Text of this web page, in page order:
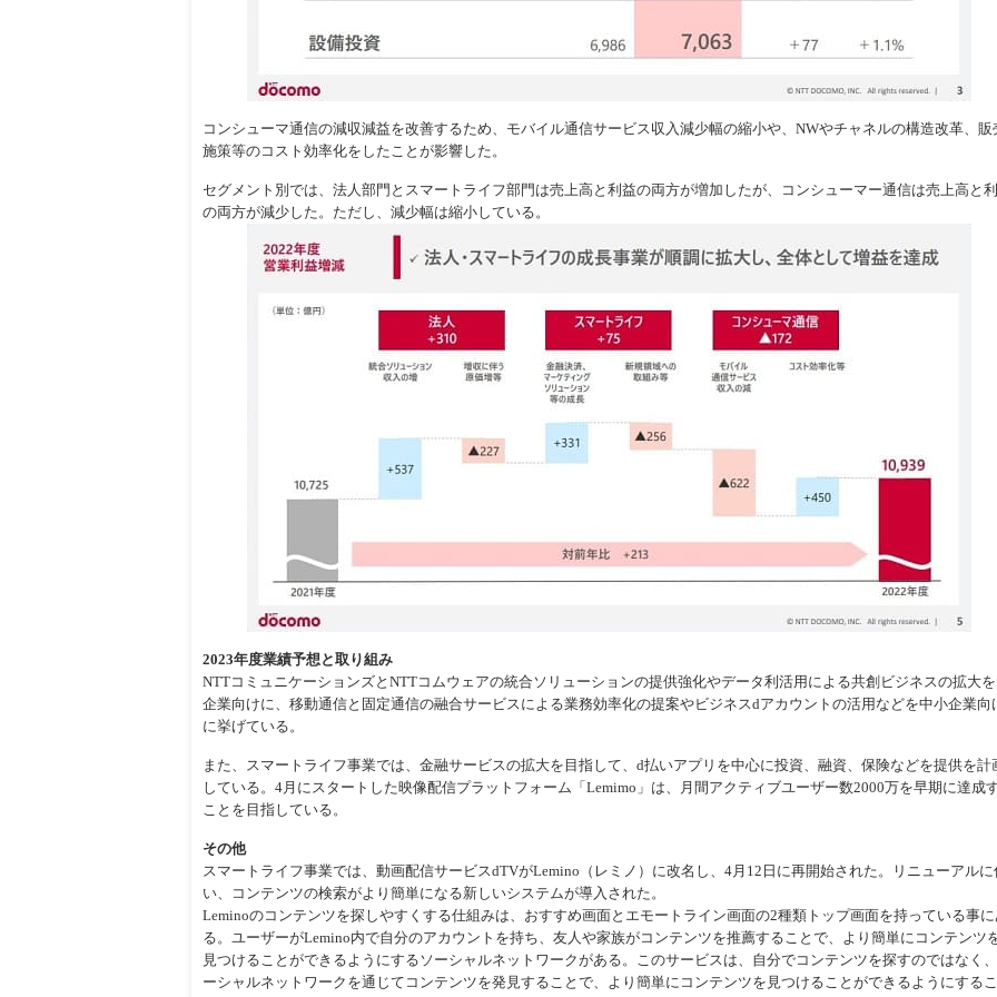
コンシューマ通信の減収減益を改善するため、モバイル通信サービス収入減少幅の縮小や、NWやチャネルの構造改革、販
施策等のコスト効率化をしたことが影響した。
セグメント別では、法人部門とスマートライフ部門は売上高と利益の両方が増加したが、コンシューマー通信は売上高と
の両方が減少した。ただし、減少幅は縮小している。
2023年度業績予想と取り組み
NTTコミュニケーションズとNTTコムウェアの統合ソリューションの提供強化やデータ利活用による共創ビジネスの拡大
企業向けに、移動通信と固定通信の融合サービスによる業務効率化の提案やビジネスdアカウントの活用などを中小企業向
に挙げている。
また、スマートライフ事業では、金融サービスの拡大を目指して、d払いアプリを中心に投資、融資、保険などを提供を計
している。4月にスタートした映像配信プラットフォーム「Lemimo」は、月間アクティブユーザー数2000万を早期に達成
ことを目指している。
その他
スマートライフ事業では、動画配信サービスdTVがLemino（レミノ）に改名し、4月12日に再開始された。リニューアルに
い、コンテンツの検索がより簡単になる新しいシステムが導入された。
Leminoのコンテンツを探しやすくする仕組みは、おすすめ画面とエモートライン画面の2種類トップ画面を持っている事
る。ユーザーがLemino内で自分のアカウントを持ち、友人や家族がコンテンツを推薦することで、より簡単にコンテンツ
見つけることができるようにするソーシャルネットワークがある。このサービスは、自分でコンテンツを探すのではなく
ーシャルネットワークを通じてコンテンツを発見することで、より簡単にコンテンツを見つけることができるようにする